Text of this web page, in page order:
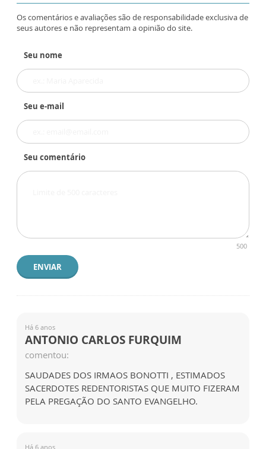
Os comentários e avaliações são de responsabilidade exclusiva de
seus autores e não representam a opinião do site.
Seu nome
Seu e-mail
Seu comentário
500
ENVIAR
Há 6 anos
ANTONIO CARLOS FURQUIM
comentou:
SAUDADES DOS IRMAOS BONOTTI , ESTIMADOS
SACERDOTES REDENTORISTAS QUE MUITO FIZERAM
PELA PREGAÇÃO DO SANTO EVANGELHO.
Há 6 anos